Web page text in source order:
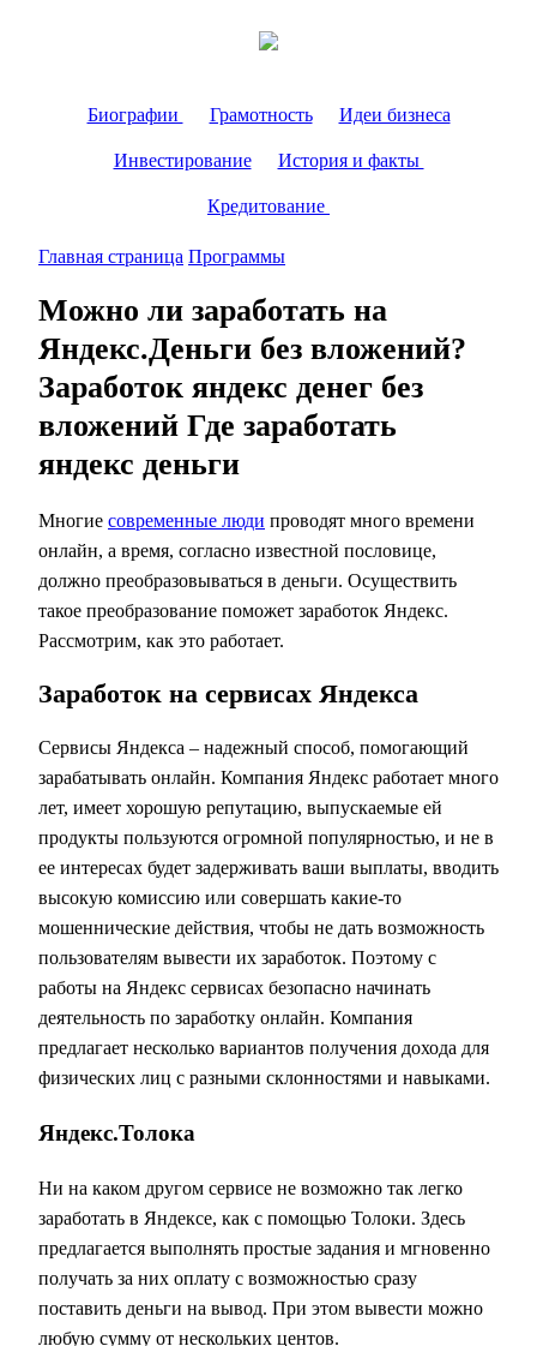
Биографии Грамотность Идеи бизнеса
Инвестирование История и факты
Кредитование
Главная страница Программы
Можно ли заработать на
Яндекс.Деньги без вложений?
Заработок яндекс денег без
вложений Где заработать
яндекс деньги
Многие современные люди проводят много времени
онлайн, а время, согласно известной пословице,
должно преобразовываться в деньги. Осуществить
такое преобразование поможет заработок Яндекс.
Рассмотрим, как это работает.
Заработок на сервисах Яндекса
Сервисы Яндекса – надежный способ, помогающий
зарабатывать онлайн. Компания Яндекс работает много
лет, имеет хорошую репутацию, выпускаемые ей
продукты пользуются огромной популярностью, и не в
ее интересах будет задерживать ваши выплаты, вводить
высокую комиссию или совершать какие-то
мошеннические действия, чтобы не дать возможность
пользователям вывести их заработок. Поэтому с
работы на Яндекс сервисах безопасно начинать
деятельность по заработку онлайн. Компания
предлагает несколько вариантов получения дохода для
физических лиц с разными склонностями и навыками.
Яндекс.Толока
Ни на каком другом сервисе не возможно так легко
заработать в Яндексе, как с помощью Толоки. Здесь
предлагается выполнять простые задания и мгновенно
получать за них оплату с возможностью сразу
поставить деньги на вывод. При этом вывести можно
любую сумму от нескольких центов.